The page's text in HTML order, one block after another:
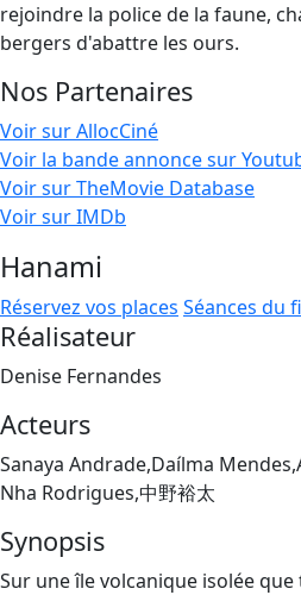
rejoindre la police de la faune,
bergers d'abattre les ours.
Nos Partenaires
Voir sur AllocCiné
Voir la bande annonce sur
Voir sur TheMovie Database
Voir sur IMDb
Hanami
Réservez vos places Séances du
Réalisateur
Denise Fernandes
Acteurs
Sanaya Andrade,Daílma
Nha Rodrigues,中野裕太
Synopsis
Sur une île volcanique isolée